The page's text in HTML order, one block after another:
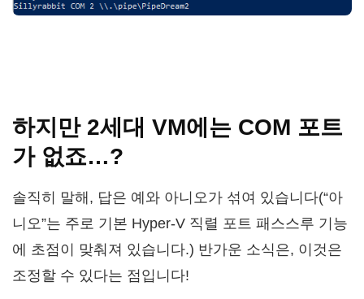
하지만 2세대 VM에는 COM 포트
가 없죠…?
솔직히 말해, 답은 예와 아니오가 섞여 있습니다(“아
니오”는 주로 기본 Hyper-V 직렬 포트 패스스루 기능
에 초점이 맞춰져 있습니다.) 반가운 소식은, 이것은
조정할 수 있다는 점입니다!